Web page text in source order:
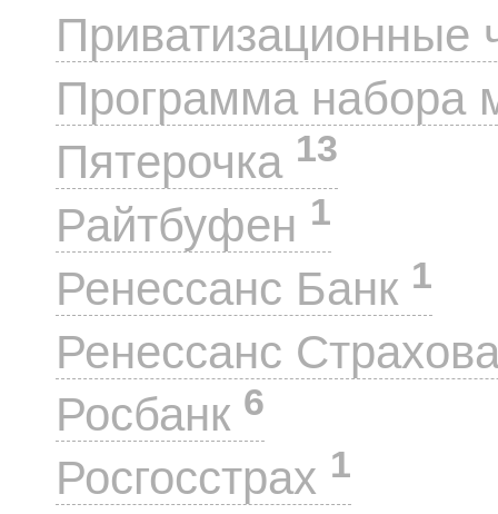
Приватизационные
Программа набора
Пятерочка 13
Райтбуфен 1
Ренессанс Банк 1
Ренессанс
Росбанк 6
Росгосстрах 1